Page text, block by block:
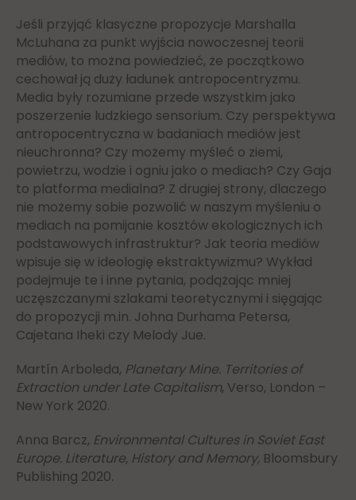
Jeśli przyjąć klasyczne propozycje Marshalla
McLuhana za punkt wyjścia nowoczesnej teorii
mediów, to można powiedzieć, że początkowo
cechował ją duży ładunek antropocentryzmu.
Media były rozumiane przede wszystkim jako
poszerzenie ludzkiego sensorium. Czy perspektywa
antropocentryczna w badaniach mediów jest
nieuchronna? Czy możemy myśleć o ziemi,
powietrzu, wodzie i ogniu jako o mediach? Czy Gaja
to platforma medialna? Z drugiej strony, dlaczego
nie możemy sobie pozwolić w naszym myśleniu o
mediach na pomijanie kosztów ekologicznych ich
podstawowych infrastruktur? Jak teoria mediów
wpisuje się w ideologię ekstraktywizmu? Wykład
podejmuje te i inne pytania, podążając mniej
uczęszczanymi szlakami teoretycznymi i sięgając
do propozycji m.in. Johna Durhama Petersa,
Cajetana Iheki czy Melody Jue.
Martín Arboleda, Planetary Mine. Territories of
Extraction under Late Capitalism, Verso, London –
New York 2020.
Anna Barcz, Environmental Cultures in Soviet East
Europe. Literature, History and Memory, Bloomsbury
Publishing 2020.